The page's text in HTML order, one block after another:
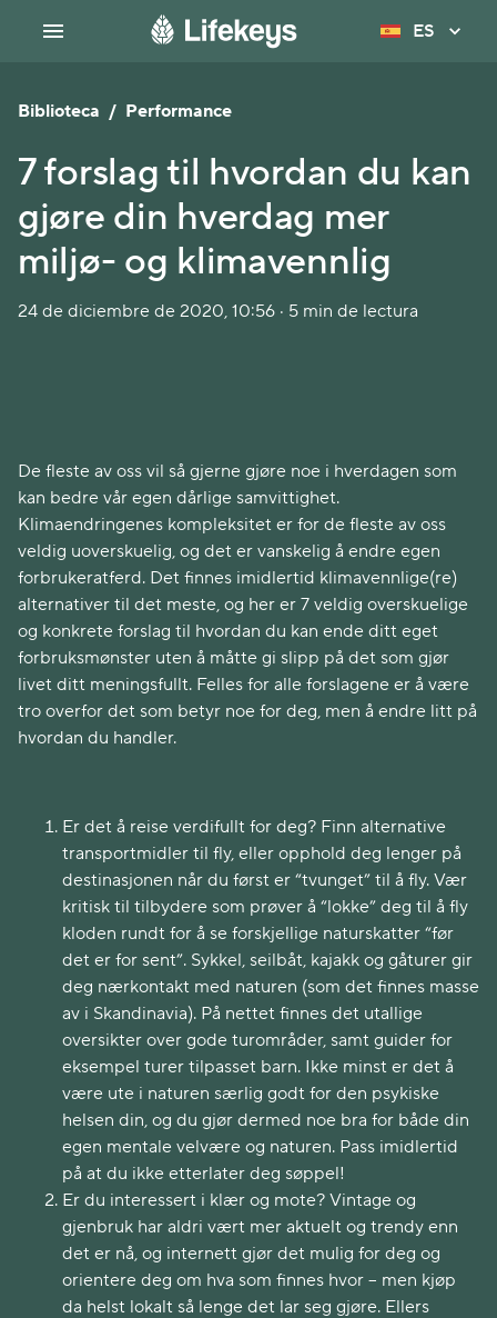
ES
Biblioteca / Performance
7 forslag til hvordan du kan
gjøre din hverdag mer
miljø- og klimavennlig
24 de diciembre de 2020, 10:56 · 5 min de lectura
De fleste av oss vil så gjerne gjøre noe i hverdagen som
kan bedre vår egen dårlige samvittighet.
Klimaendringenes kompleksitet er for de fleste av oss
veldig uoverskuelig, og det er vanskelig å endre egen
forbrukeratferd. Det finnes imidlertid klimavennlige(re)
alternativer til det meste, og her er 7 veldig overskuelige
og konkrete forslag til hvordan du kan ende ditt eget
forbruksmønster uten å måtte gi slipp på det som gjør
livet ditt meningsfullt. Felles for alle forslagene er å være
tro overfor det som betyr noe for deg, men å endre litt på
hvordan du handler.
Er det å reise verdifullt for deg? Finn alternative
transportmidler til fly, eller opphold deg lenger på
destinasjonen når du først er “tvunget” til å fly. Vær
kritisk til tilbydere som prøver å “lokke” deg til å fly
kloden rundt for å se forskjellige naturskatter “før
det er for sent”. Sykkel, seilbåt, kajakk og gåturer gir
deg nærkontakt med naturen (som det finnes masse
av i Skandinavia). På nettet finnes det utallige
oversikter over gode turområder, samt guider for
eksempel turer tilpasset barn. Ikke minst er det å
være ute i naturen særlig godt for den psykiske
helsen din, og du gjør dermed noe bra for både din
egen mentale velvære og naturen. Pass imidlertid
på at du ikke etterlater deg søppel!
Er du interessert i klær og mote? Vintage og
gjenbruk har aldri vært mer aktuelt og trendy enn
det er nå, og internett gjør det mulig for deg og
orientere deg om hva som finnes hvor – men kjøp
da helst lokalt så lenge det lar seg gjøre. Ellers